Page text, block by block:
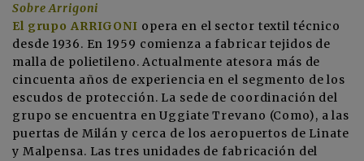
Sobre Arrigoni
El grupo ARRIGONI opera en el sector textil técnico
desde 1936. En 1959 comienza a fabricar tejidos de
malla de polietileno. Actualmente atesora más de
cincuenta años de experiencia en el segmento de los
escudos de protección. La sede de coordinación del
grupo se encuentra en Uggiate Trevano (Como), a las
puertas de Milán y cerca de los aeropuertos de Linate
y Malpensa. Las tres unidades de fabricación del